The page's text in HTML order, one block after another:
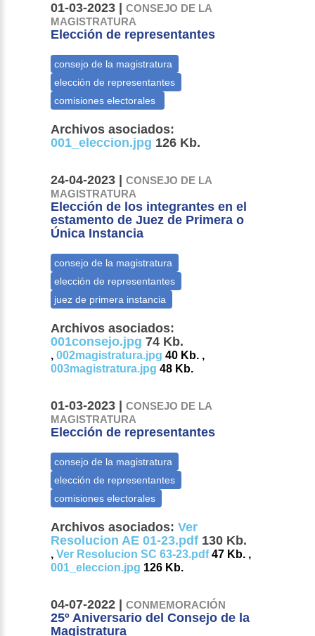
01-03-2023 |CONSEJO DE LA
MAGISTRATURA
Elección de representantes
Archivos asociados:
001_eleccion.jpg 126 Kb.
24-04-2023 |CONSEJO DE LA
MAGISTRATURA
Elección de los integrantes en el
estamento de Juez de Primera o
Única Instancia
Archivos asociados:
001consejo.jpg 74 Kb.
,002magistratura.jpg 40 Kb. ,
003magistratura.jpg 48 Kb.
01-03-2023 |CONSEJO DE LA
MAGISTRATURA
Elección de representantes
Archivos asociados: Ver
Resolucion AE 01-23.pdf 130 Kb.
,Ver Resolucion SC 63-23.pdf47 Kb. ,
001_eleccion.jpg 126 Kb.
04-07-2022 |CONMEMORACIÓN
25º Aniversario del Consejo de la
Magistratura